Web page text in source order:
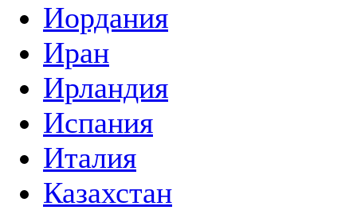
Иордания
Иран
Ирландия
Испания
Италия
Казахстан